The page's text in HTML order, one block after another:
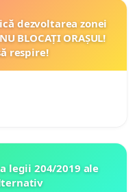
dezvoltarea zonei
BLOCAȚI ORAȘUL!
respire!
legii 204/2019 ale